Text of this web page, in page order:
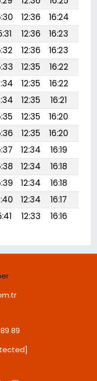
12:36 16:24
12:36 16:23
12:36 16:23
12:35 16:22
12:35 16:22
12:35 16:21
12:35 16:20
12:35 16:20
12:34 16:19
12:34 16:18
12:34 16:18
12:34 16:17
12:33 16:16
89